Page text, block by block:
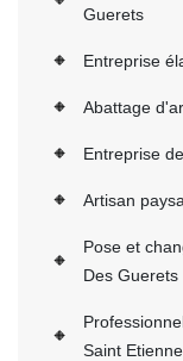
Guerets
Entreprise
Abattage
Entreprise
Artisan
Pose et
Des Guerets
Saint